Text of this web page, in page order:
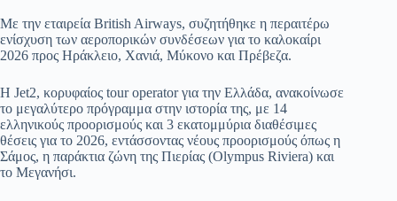
Με την εταιρεία British Airways, συζητήθηκε η περαιτέρω
ενίσχυση των αεροπορικών συνδέσεων για το καλοκαίρι
2026 προς Ηράκλειο, Χανιά, Μύκονο και Πρέβεζα.
Η Jet2, κορυφαίος tour operator για την Ελλάδα, ανακοίνωσε
το μεγαλύτερο πρόγραμμα στην ιστορία της, με 14
ελληνικούς προορισμούς και 3 εκατομμύρια διαθέσιμες
θέσεις για το 2026, εντάσσοντας νέους προορισμούς όπως η
Σάμος, η παράκτια ζώνη της Πιερίας (Olympus Riviera) και
το Μεγανήσι.